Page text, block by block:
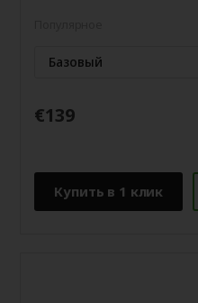
Базовый
€139
Купить в 1 клик